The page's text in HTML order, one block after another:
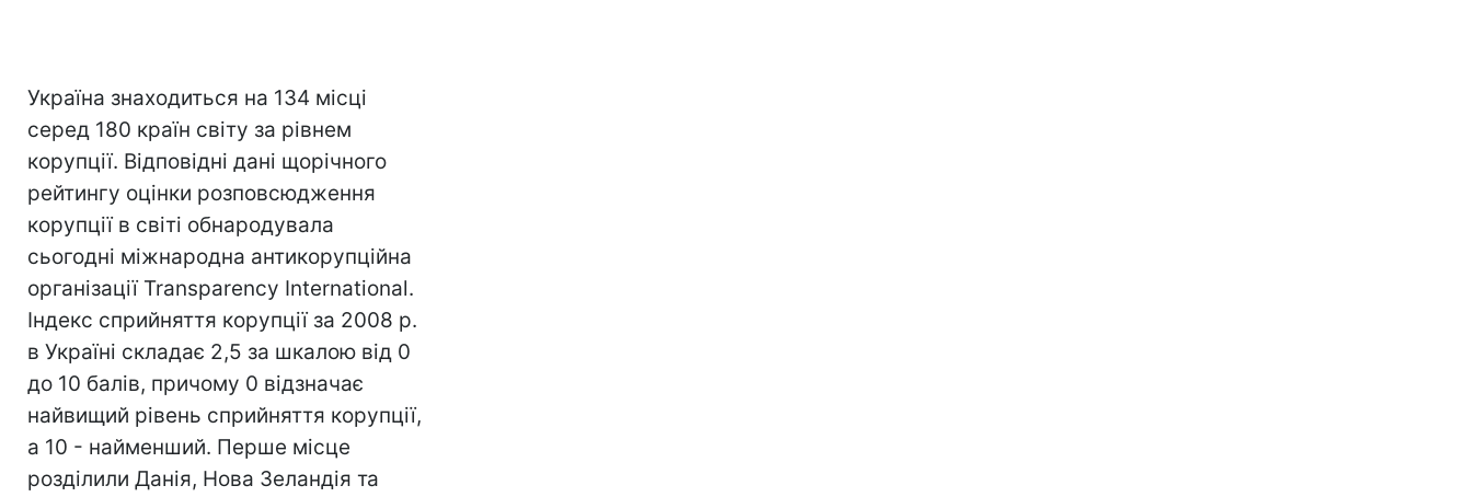
Україна знаходиться на 134 місці
серед 180 країн світу за рівнем
корупції. Відповідні дані щорічного
рейтингу оцінки розповсюдження
корупції в світі обнародувала
сьогодні міжнародна антикорупційна
організації Transparency International.
Індекс сприйняття корупції за 2008 р.
в Україні складає 2,5 за шкалою від 0
до 10 балів, причому 0 відзначає
найвищий рівень сприйняття корупції,
а 10 - найменший. Перше місце
розділили Данія, Нова Зеландія та